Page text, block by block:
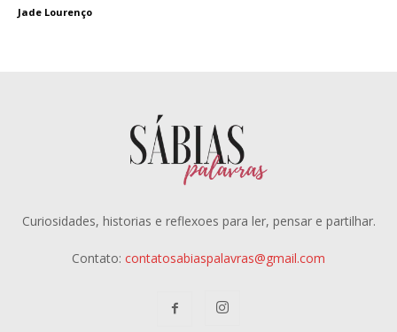
Jade Lourenço
Curiosidades, historias e reflexoes para ler, pensar e partilhar.
Contato: contatosabiaspalavras@gmail.com